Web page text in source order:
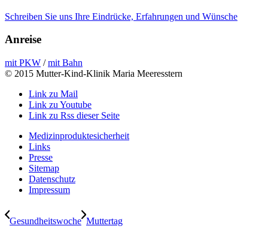
Schreiben Sie uns Ihre Eindrücke, Erfahrungen und Wünsche
Anreise
mit PKW /mit Bahn
© 2015 Mutter-Kind-Klinik Maria Meeresstern
Link zu Mail
Link zu Youtube
Link zu Rss dieser Seite
Medizinproduktesicherheit
Links
Presse
Sitemap
Datenschutz
Impressum
Gesundheitswoche Muttertag